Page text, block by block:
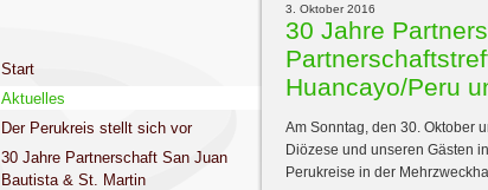
Start
Aktuelles
Der Perukreis stellt sich vor
30 Jahre Partnerschaft San Juan
Bautista & St. Martin
3. Oktober 2016
30 Jahre
Huancayo/Peru
Am Sonntag, den 30. Oktober
Diözese und unseren Gästen
Perukreise in der